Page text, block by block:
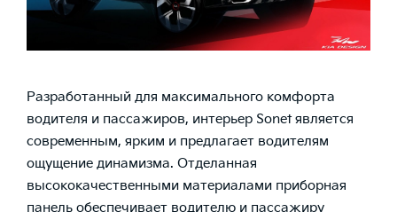
Разработанный для максимального комфорта
водителя и пассажиров, интерьер Sonet является
современным, ярким и предлагает водителям
ощущение динамизма. Отделанная
высококачественными материалами приборная
панель обеспечивает водителю и пассажиру